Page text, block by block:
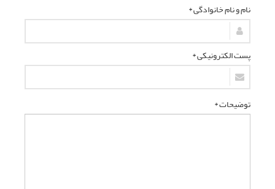
نام و نام خانوادگی *
پست الکترونیکی *
توضیحات *